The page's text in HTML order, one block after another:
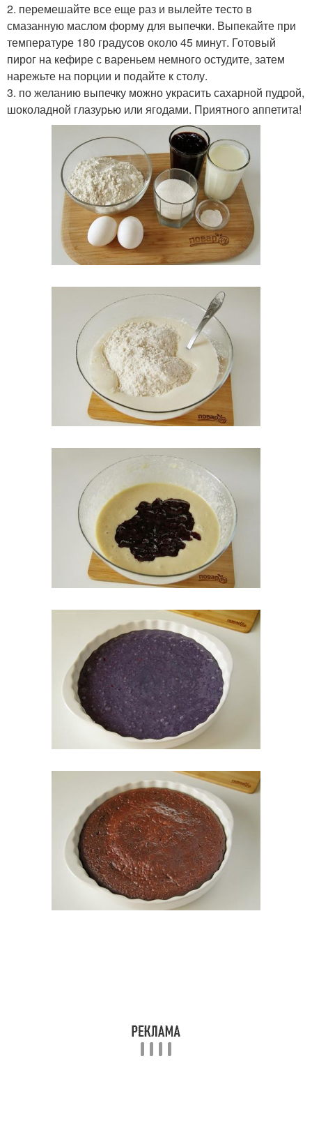
2. перемешайте все еще раз и вылейте тесто в
смазанную маслом форму для выпечки. Выпекайте при
температуре 180 градусов около 45 минут. Готовый
пирог на кефире с вареньем немного остудите, затем
нарежьте на порции и подайте к столу.
3. по желанию выпечку можно украсить сахарной пудрой,
шоколадной глазурью или ягодами. Приятного аппетита!